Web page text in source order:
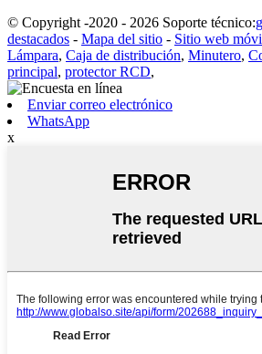
© Copyright -2020 - 2026 Soporte técnico:
destacados - Mapa del sitio - Sitio web
Lámpara, Caja de distribución, Minutero,
principal, protector RCD,
Enviar correo electrónico
WhatsApp
x